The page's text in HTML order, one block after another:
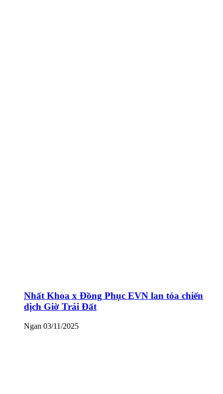
Nhất Khoa x Đồng Phục EVN lan tỏa chiến
dịch Giờ Trái Đất
Ngan 03/11/2025